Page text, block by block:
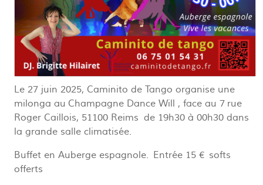
Le 27 juin 2025, Caminito de Tango organise une
milonga au Champagne Dance Will , face au 7 rue
Roger Caillois, 51100 Reims de 19h30 à 00h30 dans
la grande salle climatisée.
Buffet en Auberge espagnole. Entrée 15 € softs
offerts